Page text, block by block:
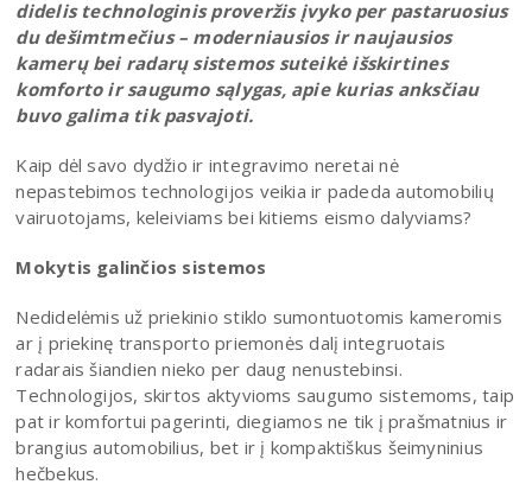
didelis technologinis proveržis įvyko per pastaruosius
du dešimtmečius – moderniausios ir naujausios
kamerų bei radarų sistemos suteikė išskirtines
komforto ir saugumo sąlygas, apie kurias anksčiau
buvo galima tik pasvajoti.
Kaip dėl savo dydžio ir integravimo neretai nė
nepastebimos technologijos veikia ir padeda automobilių
vairuotojams, keleiviams bei kitiems eismo dalyviams?
Mokytis galinčios sistemos
Nedidelėmis už priekinio stiklo sumontuotomis kameromis
ar į priekinę transporto priemonės dalį integruotais
radarais šiandien nieko per daug nenustebinsi.
Technologijos, skirtos aktyvioms saugumo sistemoms, taip
pat ir komfortui pagerinti, diegiamos ne tik į prašmatnius ir
brangius automobilius, bet ir į kompaktiškus šeimyninius
hečbekus.